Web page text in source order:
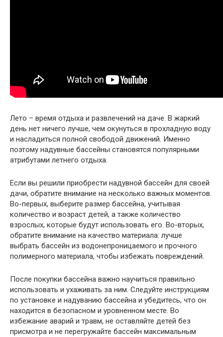
Лето – время отдыха и развлечений на даче. В жаркий
день нет ничего лучше, чем окунуться в прохладную воду
и насладиться полной свободой движений. Именно
поэтому надувные бассейны становятся популярными
атрибутами летнего отдыха.
Если вы решили приобрести надувной бассейн для своей
дачи, обратите внимание на несколько важных моментов.
Во-первых, выберите размер бассейна, учитывая
количество и возраст детей, а также количество
взрослых, которые будут использовать его. Во-вторых,
обратите внимание на качество материала: лучше
выбрать бассейн из водонепроницаемого и прочного
полимерного материала, чтобы избежать повреждений.
После покупки бассейна важно научиться правильно
использовать и ухаживать за ним. Следуйте инструкциям
по установке и надуванию бассейна и убедитесь, что он
находится в безопасном и уровненном месте. Во
избежание аварий и травм, не оставляйте детей без
присмотра и не перегружайте бассейн максимальным